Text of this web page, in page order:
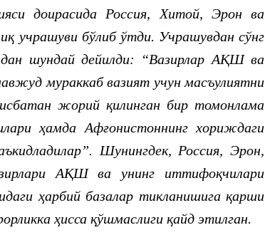
доирасида Россия, Хитой, Эрон ва
учрашуви бўлиб ўтди. Учрашувдан сўнг
шундай дейилди: “Вазирлар АҚШ ва
мураккаб вазият учун масъулиятни
жорий қилинган бир томонлама
ҳамда Афғонистоннинг хориждаги
Шунингдек, Россия, Эрон,
АҚШ ва унинг иттифоқчилари
ҳарбий базалар тикланишига қарши
ҳисса қўшмаслиги қайд этилган.